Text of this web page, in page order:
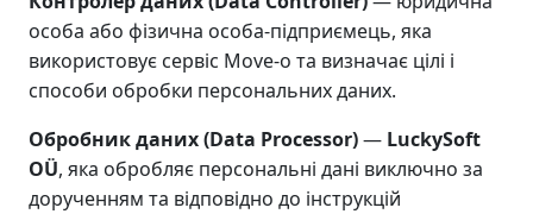
особа або фізична особа-підприємець, яка
використовує сервіс Move-o та визначає цілі і
способи обробки персональних даних.
Обробник даних (Data Processor)— LuckySoft
OÜ, яка обробляє персональні дані виключно за
дорученням та відповідно до інструкцій